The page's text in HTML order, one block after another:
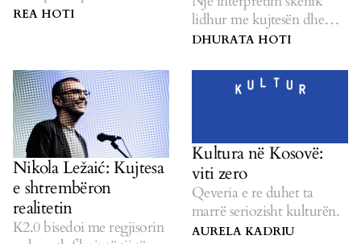
kritik rreth asaj që na pret.
REA HOTI
lidhur me kujtesën dhe
jetën e të mbijetuarve të
DHURATA HOTI
Nikola Ležaić: Kujtesa
e shtrembëron
realitetin
K2.0 bisedoi me regjisorin
Kultura në Kosovë:
viti zero
Qeveria e re duhet ta
marrë seriozisht kulturën.
AURELA KADRIU